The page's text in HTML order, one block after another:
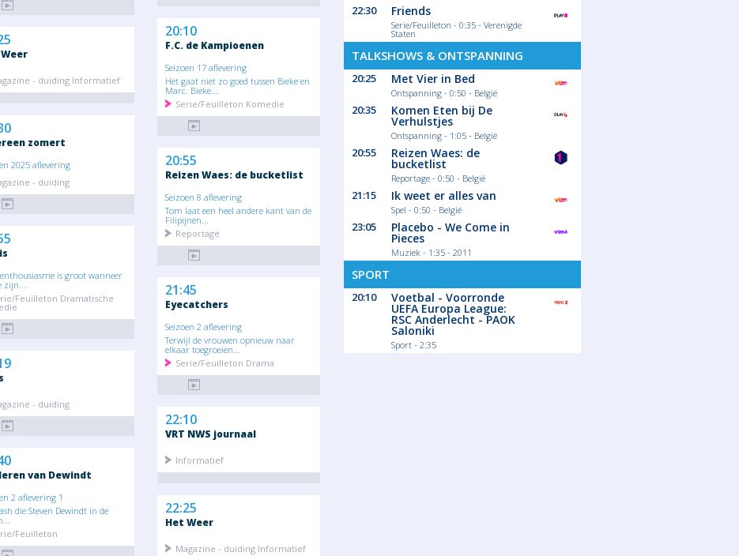
- duiding Informatief
zomert
2025 aflevering
- duiding
is groot wanneer
zijn...
Feuilleton Dramatische
- duiding
van Dewindt
2 aflevering 1
die Steven Dewindt in de
Feuilleton
20:10
F.C. de Kampioenen
Seizoen 17 aflevering
Het gaat niet zo goed tussen Bieke en
Marc. Bieke...
Serie/Feuilleton Komedie
20:55
Reizen Waes: de bucketlist
Seizoen 8 aflevering
Tom laat een heel andere kant van de
Filipijnen...
Reportage
21:45
Eyecatchers
Seizoen 2 aflevering
Terwijl de vrouwen opnieuw naar
elkaar toegroeien...
Serie/Feuilleton Drama
22:10
VRT NWS journaal
Informatief
22:25
Het Weer
Magazine - duiding Informatief
22:30 Friends
Serie/Feuilleton - 0:35 - Verenigde
Staten
TALKSHOWS & ONTSPANNING
20:25 Met Vier in Bed
Ontspanning - 0:50 - België
20:35 Komen Eten bij De
Verhulstjes
Ontspanning - 1:05 - België
20:55 Reizen Waes: de
bucketlist
Reportage - 0:50 - België
21:15 Ik weet er alles van
Spel - 0:50 - België
23:05 Placebo - We Come in
Pieces
Muziek - 1:35 - 2011
SPORT
20:10 Voetbal - Voorronde
UEFA Europa League:
RSC Anderlecht - PAOK
Saloniki
Sport - 2:35